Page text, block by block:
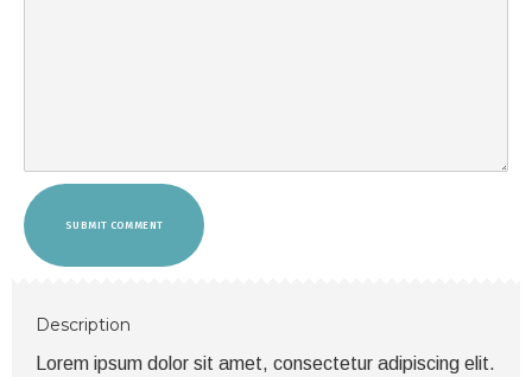
SUBMIT COMMENT
Description
Lorem ipsum dolor sit amet, consectetur adipiscing elit.